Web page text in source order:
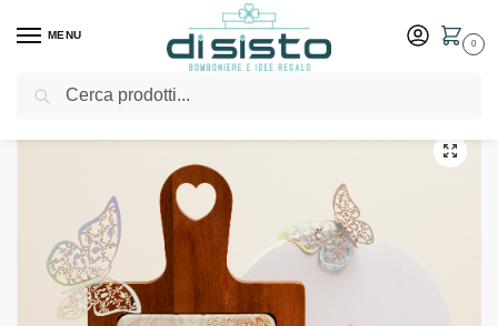
MENU
0
Home Shop Bomboniere